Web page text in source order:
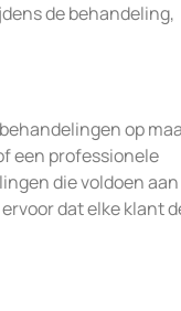
de behandeling,
op
een professionele
die voldoen aan
dat elke klant